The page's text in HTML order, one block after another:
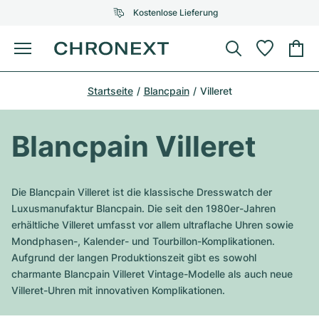
Kostenlose Lieferung
Menü
AUSGEWÄHLTE MARKEN
Alle Rolex Modelle
Top-Modelle
Air-King
Omega
Alle Omega Modelle
Top-Modelle
Patek Philippe
Alle Patek Philippe Modelle
Audemars Piguet
Cartier
Breitling
Certified Pre-Owned
Schmuck
AUSGEWÄHLTE MARKEN
Tiffany
Louis Vuitton
Gebauer & Gebauer
Van Cleef & Arpels
Neuzugänge
Service
Startseite Blancpain Villeret
Blancpain Villeret
Die Blancpain Villeret ist die klassische Dresswatch der
Luxusmanufaktur Blancpain. Die seit den 1980er-Jahren
erhältliche Villeret umfasst vor allem ultraflache Uhren sowie
Mondphasen-, Kalender- und Tourbillon-Komplikationen.
Aufgrund der langen Produktionszeit gibt es sowohl
charmante Blancpain Villeret Vintage-Modelle als auch neue
Villeret-Uhren mit innovativen Komplikationen.